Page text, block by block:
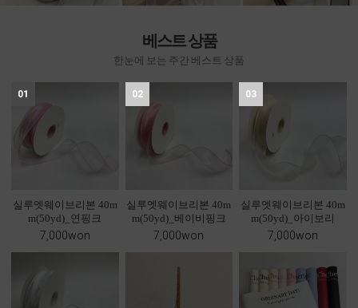
베스트 상품
한눈에 보는 주간 베스트 상품
01
실루엣웨이브리본 40m
m(50yd)_연핑크
7,000won
02
실루엣웨이브리본 40m
m(50yd)_베이비핑크
7,000won
03
실루엣웨이브리본 40m
m(50yd)_아이보리
7,000won